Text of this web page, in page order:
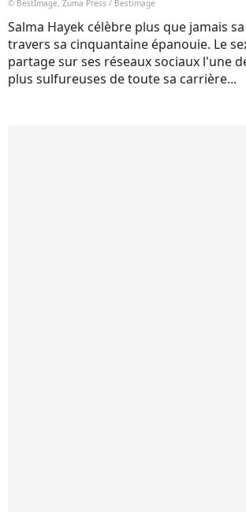
© BestImage, Zuma Press / Bestimage
Salma Hayek célèbre plus que jamais
travers sa cinquantaine épanouie. Le
partage sur ses réseaux sociaux l'une
plus sulfureuses de toute sa carrière...